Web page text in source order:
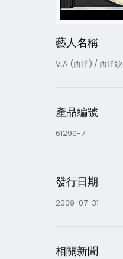
藝人名稱
V.A.(西洋) / 西洋
產品編號
61290-7
發行日期
2009-07-31
相關新聞